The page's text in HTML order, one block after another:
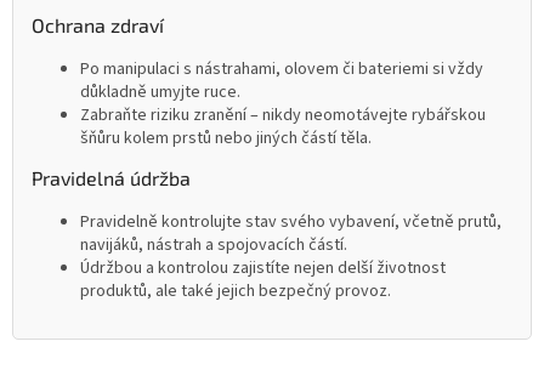
Ochrana zdraví
Po manipulaci s nástrahami, olovem či bateriemi si vždy
důkladně umyjte ruce.
Zabraňte riziku zranění – nikdy neomotávejte rybářskou
šňůru kolem prstů nebo jiných částí těla.
Pravidelná údržba
Pravidelně kontrolujte stav svého vybavení, včetně prutů,
navijáků, nástrah a spojovacích částí.
Údržbou a kontrolou zajistíte nejen delší životnost
produktů, ale také jejich bezpečný provoz.